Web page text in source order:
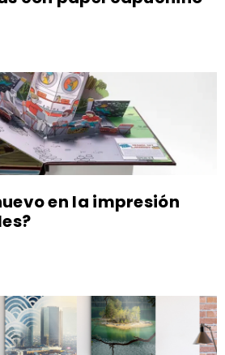
en la impresión